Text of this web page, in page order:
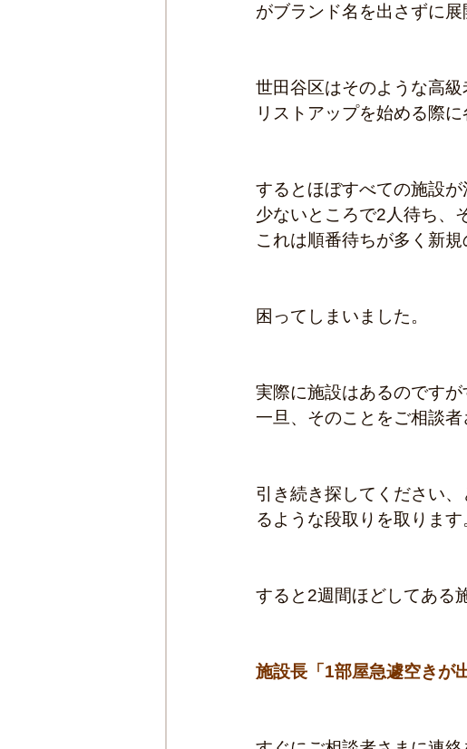
がブランド名を出さずに
世田谷区はそのような高級
リストアップを始める際
するとほぼすべての施設が
少ないところで2人待ち、
これは順番待ちが多く新
困ってしまいました。
実際に施設はあるのですが
一旦、そのことをご相談者
引き続き探してください
るような段取りを取ります
すると2週間ほどしてある
施設長「1部屋急遽空きが